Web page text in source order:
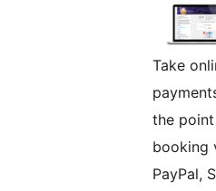
Take
the
booking
PayPal,